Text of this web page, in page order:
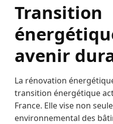
Transition
avenir
La rénovation
transition énergétique
France. Elle vise non
environnemental des